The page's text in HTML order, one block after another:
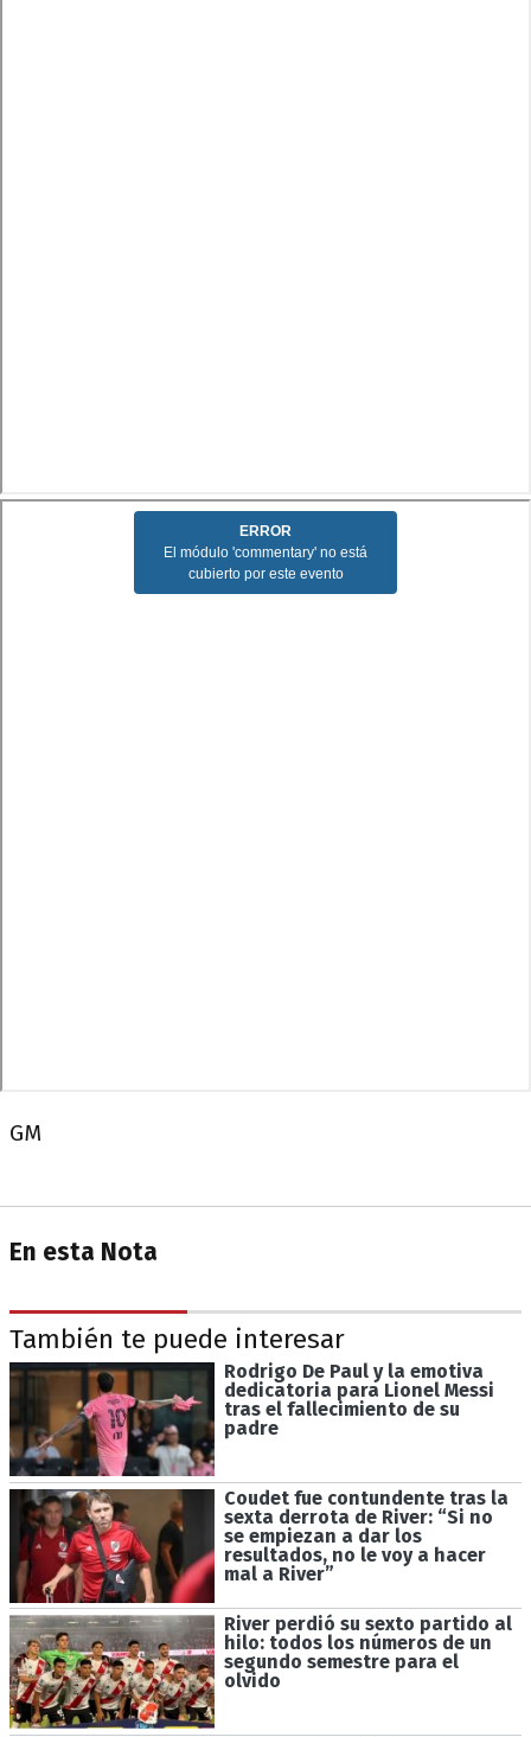
GM
En esta Nota
También te puede interesar
Rodrigo De Paul y la emotiva
dedicatoria para Lionel Messi
tras el fallecimiento de su
padre
Coudet fue contundente tras la
sexta derrota de River: “Si no
se empiezan a dar los
resultados, no le voy a hacer
mal a River”
River perdió su sexto partido al
hilo: todos los números de un
segundo semestre para el
olvido